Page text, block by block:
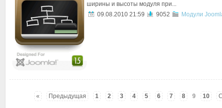
ширины и высоты модуля при...
09.08.2010 21:59
9052 Модули
« Предыдущая 1 2 3 4 5 6 7 8 9 10